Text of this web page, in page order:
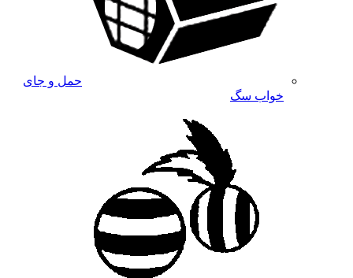
حمل و جای
خواب سگ